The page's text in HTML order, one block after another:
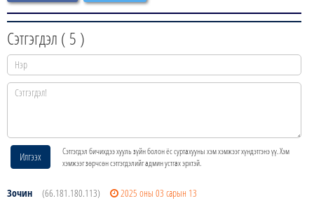
Сэтгэгдэл ( 5 )
Илгээх
Сэтгэгдэл бичихдээ хууль зүйн болон ёс суртахууны хэм хэмжээг хүндэтгэнэ үү. Хэм
хэмжээг зөрчсөн сэтгэгдэлийг админ устгах эрхтэй.
Зочин (66.181.180.113)
2025 оны 03 сарын 13